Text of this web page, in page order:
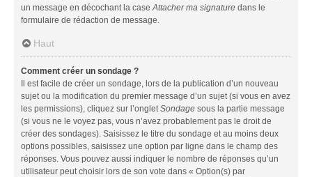
un message en décochant la caseAttacher ma signature dans le
formulaire de rédaction de message.
Haut
Comment créer un sondage ?
Il est facile de créer un sondage, lors de la publication d’un nouveau
sujet ou la modification du premier message d’un sujet (si vous en avez
les permissions), cliquez sur l’ongletSondage sous la partie message
(si vous ne le voyez pas, vous n’avez probablement pas le droit de
créer des sondages). Saisissez le titre du sondage et au moins deux
options possibles, saisissez une option par ligne dans le champ des
réponses. Vous pouvez aussi indiquer le nombre de réponses qu’un
utilisateur peut choisir lors de son vote dans « Option(s) par